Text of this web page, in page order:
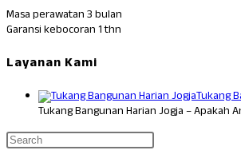
Masa perawatan 3 bulan
Garansi kebocoran 1 thn
Layanan Kami
Tukang
Tukang Bangunan Harian Jogja – Apakah